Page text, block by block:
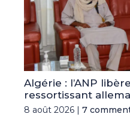
Algérie : l’ANP
ressortissant
8 août 2026 | 7